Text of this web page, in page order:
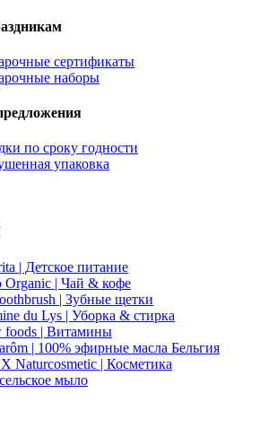
сертификаты
наборы
по сроку годности
упаковка
| Детское питание
Organic | Чай & кофе
| Зубные щетки
du Lys | Уборка & стирка
foods | Витамины
| 100% эфирные масла Бельгия
Naturcosmetic | Косметика
мыло